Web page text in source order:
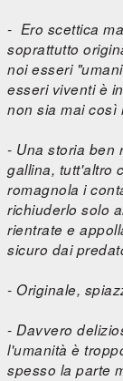
- Ero scettica
soprattutto
noi esseri
esseri viventi è
non sia mai così
- Una storia ben
gallina, tutt'altro
romagnola i
richiuderlo solo
rientrate e
sicuro dai
- Originale,
- Davvero
l'umanità è
spesso la parte